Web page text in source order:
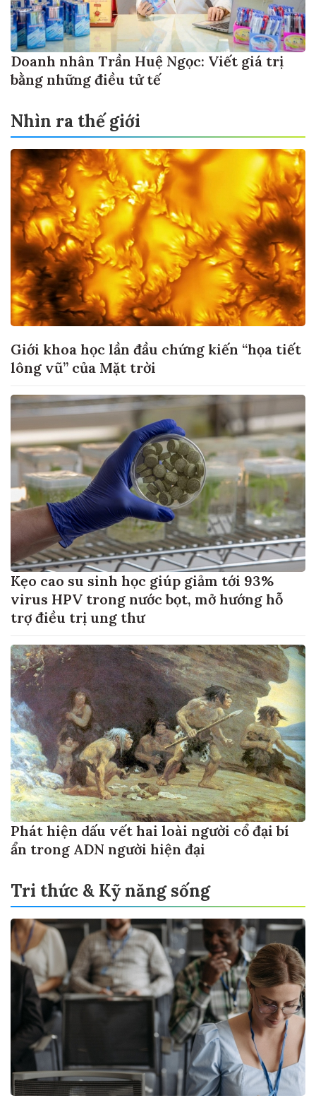
Doanh nhân Trần Huệ Ngọc: Viết giá trị
bằng những điều tử tế
Nhìn ra thế giới
Giới khoa học lần đầu chứng kiến “họa tiết
lông vũ” của Mặt trời
Kẹo cao su sinh học giúp giảm tới 93%
virus HPV trong nước bọt, mở hướng hỗ
trợ điều trị ung thư
Phát hiện dấu vết hai loài người cổ đại bí
ẩn trong ADN người hiện đại
Tri thức & Kỹ năng sống